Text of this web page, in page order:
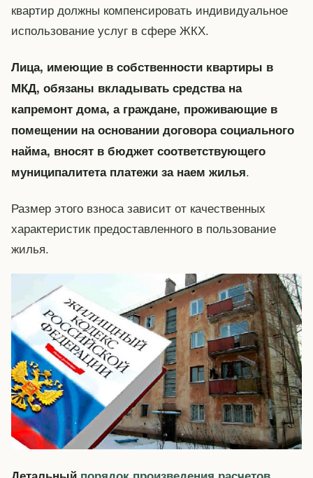
квартир должны компенсировать индивидуальное
использование услуг в сфере ЖКХ.
Лица, имеющие в собственности квартиры в
МКД, обязаны вкладывать средства на
капремонт дома, а граждане, проживающие в
помещении на основании договора социального
найма, вносят в бюджет соответствующего
муниципалитета платежи за наем жилья.
Размер этого взноса зависит от качественных
характеристик предоставленного в пользование
жилья.